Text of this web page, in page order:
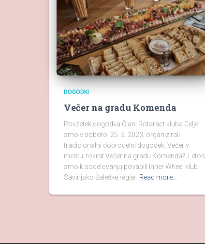
DOGODKI
Večer na gradu Komenda
Povzetek dogodka Člani Rotaract kluba Celje
smo v soboto, 25. 3. 2023, organizirali
tradicionalni dobrodelni dogodek, Večer v
mestu, tokrat Večer na gradu Komenda?. Letos
smo k sodelovanju povabili Inner Wheel klub
Savinjsko Šaleške regije. Read more…